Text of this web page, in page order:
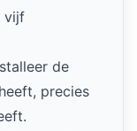
vijf
de
precies